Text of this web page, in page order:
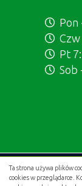
Ta strona używa plików
cookies w przeglądarce.
Pon
Pt
Sob